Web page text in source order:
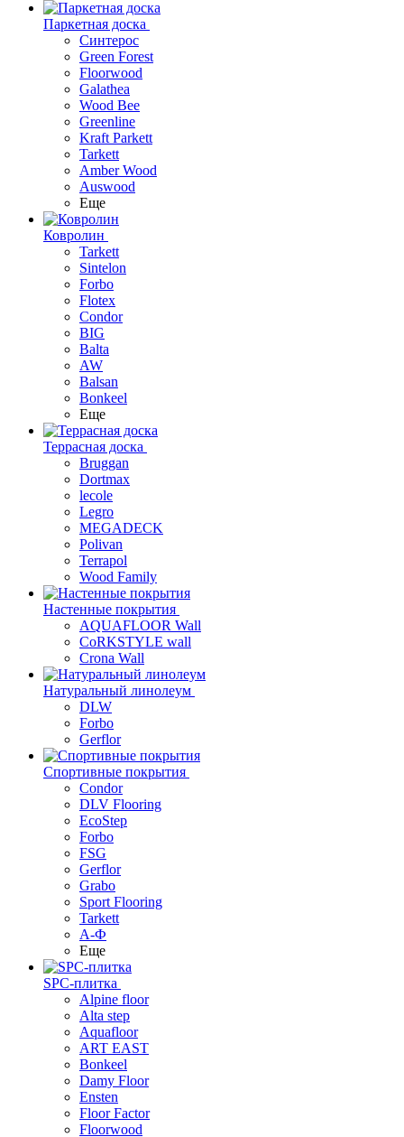
Паркетная доска
Синтерос
Green Forest
Floorwood
Galathea
Wood Bee
Greenline
Kraft Parkett
Tarkett
Amber Wood
Auswood
Еще
Ковролин
Tarkett
Sintelon
Forbo
Flotex
Condor
BIG
Balta
AW
Balsan
Bonkeel
Еще
Террасная доска
Bruggan
Dortmax
lecole
Legro
MEGADECK
Polivan
Terrapol
Wood Family
Настенные покрытия
AQUAFLOOR Wall
CoRKSTYLE wall
Crona Wall
Натуральный линолеум
DLW
Forbo
Gerflor
Спортивные покрытия
Condor
DLV Flooring
EcoStep
Forbo
FSG
Gerflor
Grabo
Sport Flooring
Tarkett
А-Ф
Еще
SPC-плитка
Alpine floor
Alta step
Aquafloor
ART EAST
Bonkeel
Damy Floor
Ensten
Floor Factor
Floorwood